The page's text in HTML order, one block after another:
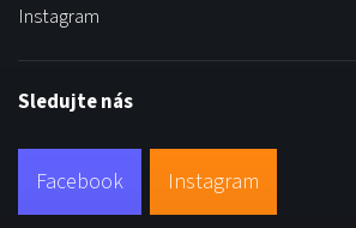
Instagram
Sledujte nás
Facebook Instagram